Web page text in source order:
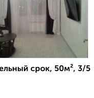
срок, 50м², 3/5